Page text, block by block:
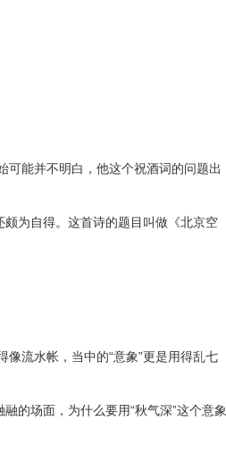
可能并不明白，他这个祝酒词的问题出
为自得。这首诗的题目叫做《北京空
流水帐，当中的“意象”更是用得乱七
的场面，为什么要用“秋气深”这个意象